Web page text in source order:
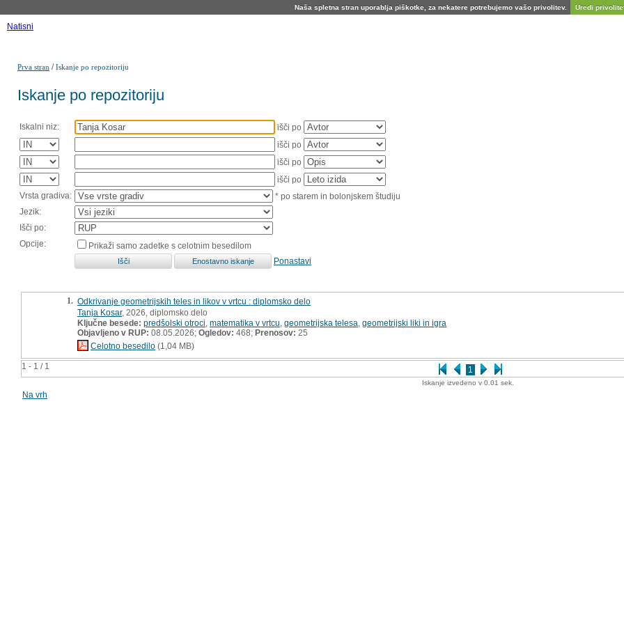
Naša spletna stran uporablja piškotke, za nekatere potrebujemo vašo privolitev. Uredi
Natisni
Prva stran /Iskanje po repozitoriju
Iskanje po repozitoriju
Iskalni niz:
išči po
išči po
išči po
išči po
Vrsta gradiva:
* po starem in bolonjskem študiju
Jezik:
Išči po:
Opcije:
Prikaži samo zadetke s celotnim besedilom
Ponastavi
1 - 1 / 1 1
1. Odkrivanje geometrijskih teles in likov v vrtcu : diplomsko delo
Tanja Kosar, 2026, diplomsko delo
Ključne besede: predšolski otroci matematika v vrtcu geometrijska telesa geometrijski liki in igra
Objavljeno v RUP: 08.05.2026; Ogledov: 468; Prenosov: 25
Celotno besedilo (1,04 MB)
Iskanje izvedeno v 0.01 sek.
Na vrh